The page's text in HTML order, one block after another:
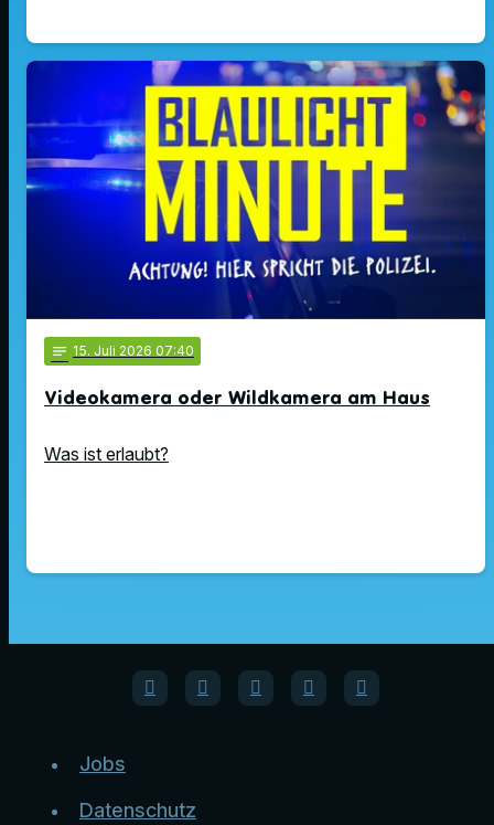
notes 15. Juli 2026 07:40
Videokamera oder Wildkamera am Haus
Was ist erlaubt?
Jobs
Datenschutz